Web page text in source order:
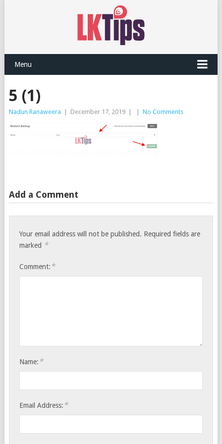
Menu
5 (1)
Nadun Ranaweera December 17, 2019 No Comments
Add a Comment
Your email address will not be published. Required fields are
marked *
Comment: *
Name: *
Email Address: *